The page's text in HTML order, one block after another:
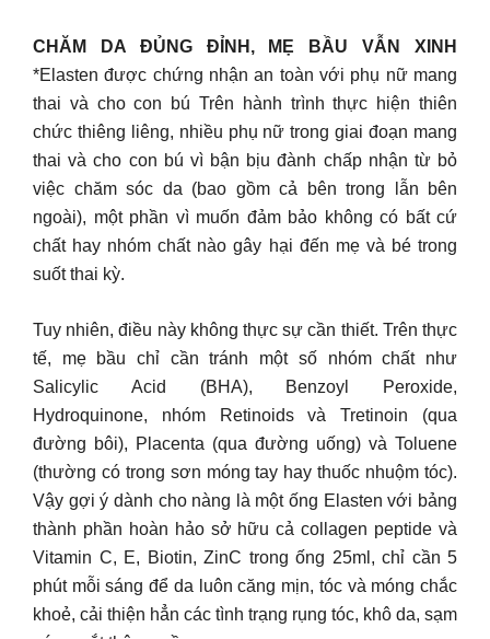
CHĂM DA ĐỦNG ĐỈNH, MẸ BẦU VẪN XINH
*Elasten được chứng nhận an toàn với phụ nữ mang
thai và cho con bú Trên hành trình thực hiện thiên
chức thiêng liêng, nhiều phụ nữ trong giai đoạn mang
thai và cho con bú vì bận bịu đành chấp nhận từ bỏ
việc chăm sóc da (bao gồm cả bên trong lẫn bên
ngoài), một phần vì muốn đảm bảo không có bất cứ
chất hay nhóm chất nào gây hại đến mẹ và bé trong
suốt thai kỳ.
Tuy nhiên, điều này không thực sự cần thiết. Trên thực
tế, mẹ bầu chỉ cần tránh một số nhóm chất như
Salicylic Acid (BHA), Benzoyl Peroxide,
Hydroquinone, nhóm Retinoids và Tretinoin (qua
đường bôi), Placenta (qua đường uống) và Toluene
(thường có trong sơn móng tay hay thuốc nhuộm tóc).
Vậy gợi ý dành cho nàng là một ống Elasten với bảng
thành phần hoàn hảo sở hữu cả collagen peptide và
Vitamin C, E, Biotin, ZinC trong ống 25ml, chỉ cần 5
phút mỗi sáng để da luôn căng mịn, tóc và móng chắc
khoẻ, cải thiện hẳn các tình trạng rụng tóc, khô da, sạm